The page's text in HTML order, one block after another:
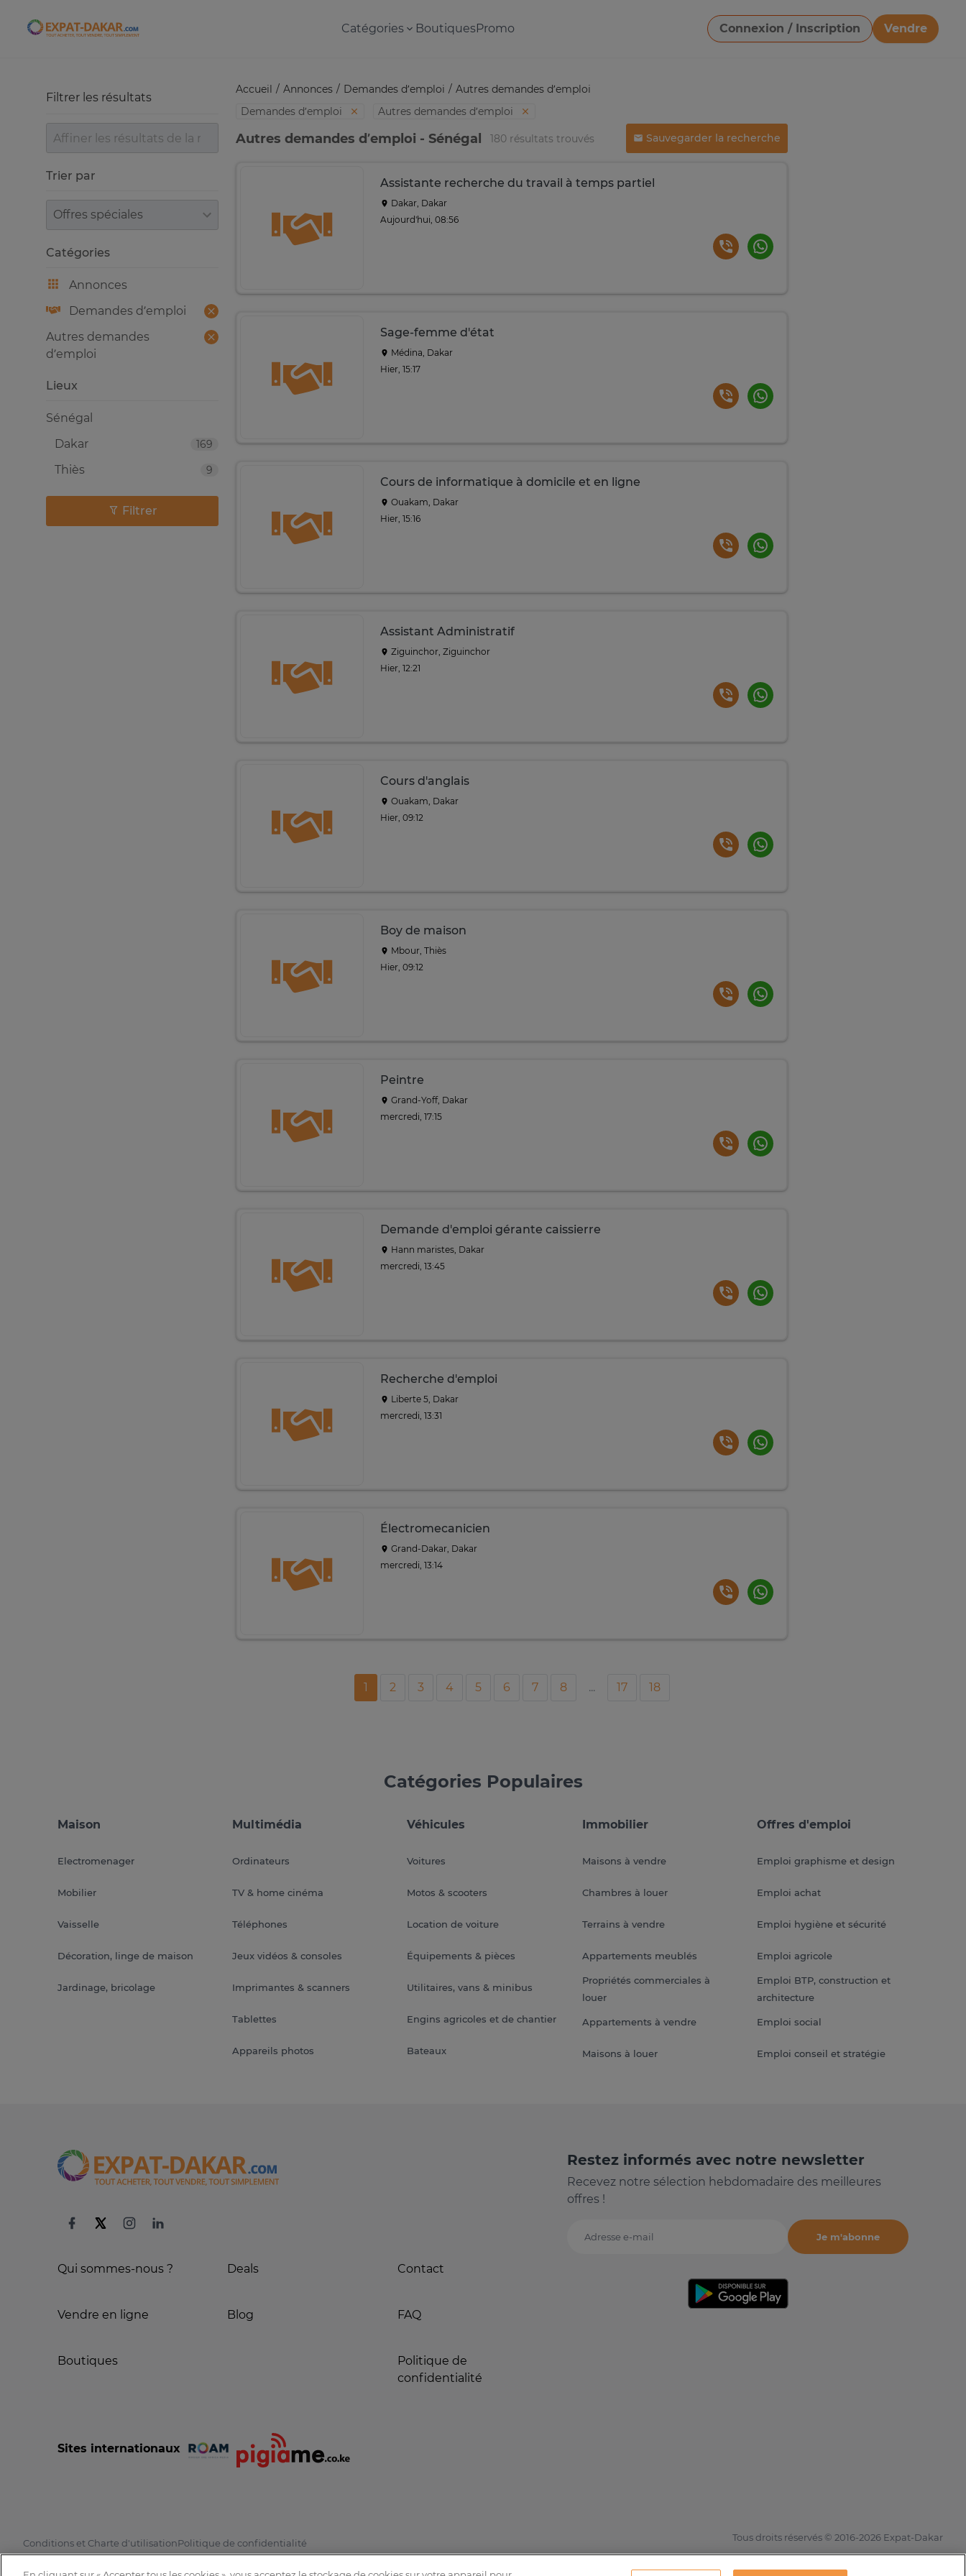
Expat-Dakar Catégories BoutiquesPromo Connexion / Inscription
Vendre
Télécharger une image
Accueil Annonces Demandes d’emploi
Autres demandes d’emploi
Demandes d’emploi
Autres demandes d’emploi
Autres demandes d’emploi - Sénégal 180 résultats trouvés Sauvegarder la recherche
Assistante recherche du travail à temps partiel
Dakar, Dakar
Aujourd'hui, 08:56
Sage-femme d'état
Médina, Dakar
Hier, 15:17
Cours de informatique à domicile et en ligne
Ouakam, Dakar
Hier, 15:16
Assistant Administratif
Ziguinchor, Ziguinchor
Hier, 12:21
Cours d'anglais
Ouakam, Dakar
Hier, 09:12
Boy de maison
Mbour, Thiès
Hier, 09:12
Peintre
Grand-Yoff, Dakar
mercredi, 17:15
Demande d'emploi gérante caissierre
Hann maristes, Dakar
mercredi, 13:45
Recherche d'emploi
Liberte 5, Dakar
mercredi, 13:31
Électromecanicien
Grand-Dakar, Dakar
mercredi, 13:14
1 2 3 4 5 6 7 8 ... 17 18
Filtrer les résultats
Trier par
Trier par
Catégories
Annonces
Demandes d’emploi
Autres demandes
d’emploi
Lieux
Sénégal
169
Dakar
9
Thiès
Filtrer
Catégories Populaires
Maison
Electromenager
Mobilier
Vaisselle
Décoration, linge de maison
Jardinage, bricolage
Multimédia
Ordinateurs
TV & home cinéma
Téléphones
Jeux vidéos & consoles
Imprimantes & scanners
Tablettes
Appareils photos
Véhicules
Voitures
Motos & scooters
Location de voiture
Équipements & pièces
Utilitaires, vans & minibus
Engins agricoles et de chantier
Bateaux
Immobilier
Maisons à vendre
Chambres à louer
Terrains à vendre
Appartements meublés
Propriétés commerciales à
louer
Appartements à vendre
Maisons à louer
Offres d'emploi
Emploi graphisme et design
Emploi achat
Emploi hygiène et sécurité
Emploi agricole
Emploi BTP, construction et
architecture
Emploi social
Emploi conseil et stratégie
Qui sommes-nous ?
Vendre en ligne
Boutiques
Deals
Blog
Contact
FAQ
Politique de
confidentialité
Restez informés avec notre newsletter
Recevez notre sélection hebdomadaire des meilleures
offres !
Adresse e-mail
Je m'abonne
Sites internationaux
Conditions et Charte d'utilisationPolitique de confidentialité Tous droits réservés © 2016-2026 Expat-Dakar